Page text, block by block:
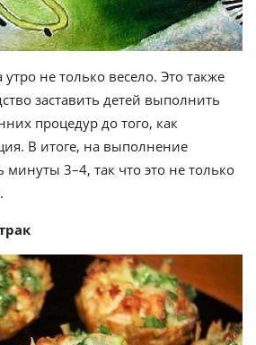
не только весело. Это также
заставить детей выполнить
процедур до того, как
В итоге, на выполнение
минуты 3–4, так что это не только